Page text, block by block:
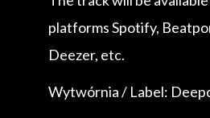
platforms Spotify,
Deezer, etc.
Wytwórnia / Label: